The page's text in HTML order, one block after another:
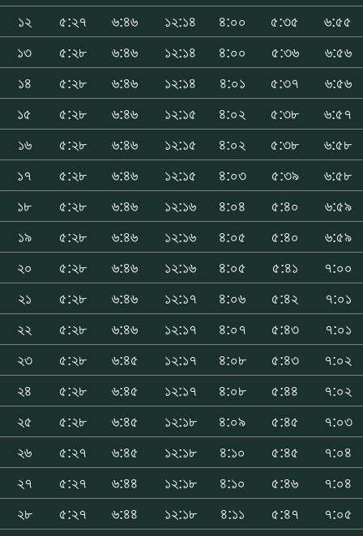
১২
৫:২৭ ৬:৪৬ ১২:১৪ ৪:০০ ৫:৩৫
৬:৫৫
১৩
৫:২৮ ৬:৪৬ ১২:১৪ ৪:০০ ৫:৩৬
৬:৫৬
১৪
৫:২৮ ৬:৪৬ ১২:১৪ ৪:০১ ৫:৩৭
৬:৫৬
১৫
৫:২৮ ৬:৪৬ ১২:১৫ ৪:০২ ৫:৩৮
৬:৫৭
১৬
৫:২৮ ৬:৪৬ ১২:১৫ ৪:০২ ৫:৩৮
৬:৫৮
১৭
৫:২৮ ৬:৪৬ ১২:১৫ ৪:০৩ ৫:৩৯
৬:৫৮
১৮
৫:২৮ ৬:৪৬ ১২:১৬ ৪:০৪ ৫:৪০
৬:৫৯
১৯
৫:২৮ ৬:৪৬ ১২:১৬ ৪:০৫ ৫:৪০
৬:৫৯
২০
৫:২৮ ৬:৪৬ ১২:১৬ ৪:০৫ ৫:৪১
৭:০০
২১
৫:২৮ ৬:৪৬ ১২:১৭ ৪:০৬ ৫:৪২
৭:০১
২২
৫:২৮ ৬:৪৬ ১২:১৭ ৪:০৭ ৫:৪৩
৭:০১
২৩
৫:২৮ ৬:৪৫ ১২:১৭ ৪:০৮ ৫:৪৩
৭:০২
২৪
৫:২৮ ৬:৪৫ ১২:১৭ ৪:০৮ ৫:৪৪
৭:০২
২৫
৫:২৮ ৬:৪৫ ১২:১৮ ৪:০৯ ৫:৪৫
৭:০৩
২৬
৫:২৭ ৬:৪৫ ১২:১৮ ৪:১০ ৫:৪৫
৭:০৪
২৭
৫:২৭ ৬:৪৪ ১২:১৮ ৪:১০ ৫:৪৬
৭:০৪
২৮
৫:২৭ ৬:৪৪ ১২:১৮ ৪:১১ ৫:৪৭
৭:০৫